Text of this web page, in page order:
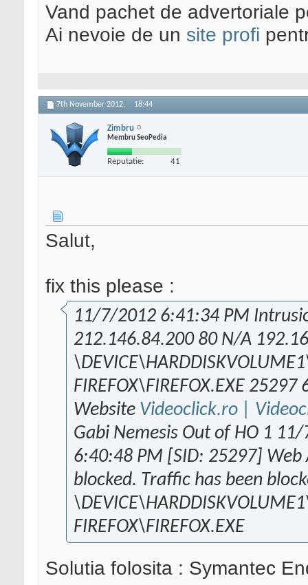
Vand pachet de advertoriale
Ai nevoie de un site profi
7th November 2012, 18:44
Zimbru
Membru SeoPedia
Reputatie: 41
Salut,
fix this please :
11/7/2012 6:41:34 PM
212.146.84.200 80 N/A
FIREFOX\FIREFOX.EXE
Website Videoclick.ro |
Gabi Nemesis Out of HO 1
6:40:48 PM [SID: 25297]
blocked. Traffic has been
FIREFOX\FIREFOX.EXE
Solutia folosita : Symantec